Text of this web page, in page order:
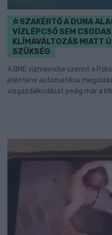
SZAKÉRTŐ A DUNA
VÍZLÉPCSŐ SEM
KLÍMAVÁLTOZÁS MIATT
SZÜKSÉG
A BME vízmérnöke szerint a
jelentene automatikus
vízgazdálkodását pedig már a